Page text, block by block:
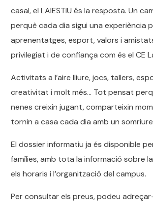
casal, el LAIESTIU és la resposta. Un
perquè cada dia sigui una experiència
aprenentatges, esport, valors i
privilegiat i de confiança com és el CE
Activitats a l’aire lliure, jocs, tallers,
creativitat i molt més… Tot pensat
nenes creixin jugant, comparteixin
tornin a casa cada dia amb un
El dossier informatiu ja és disponible
famílies, amb tota la informació sobre
els horaris i l’organització del campus.
Per consultar els preus, podeu